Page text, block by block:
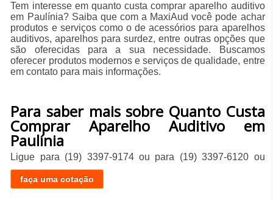
Tem interesse em quanto custa comprar aparelho auditivo
em Paulínia? Saiba que com a MaxiAud você pode achar
produtos e serviços como o de acessórios para aparelhos
auditivos, aparelhos para surdez, entre outras opções que
são oferecidas para a sua necessidade. Buscamos
oferecer produtos modernos e serviços de qualidade, entre
em contato para mais informações.
Para saber mais sobre Quanto Custa
Comprar Aparelho Auditivo em
Paulínia
Ligue para (19) 3397-9174ou para (19) 3397-6120 ou
faça uma cotação